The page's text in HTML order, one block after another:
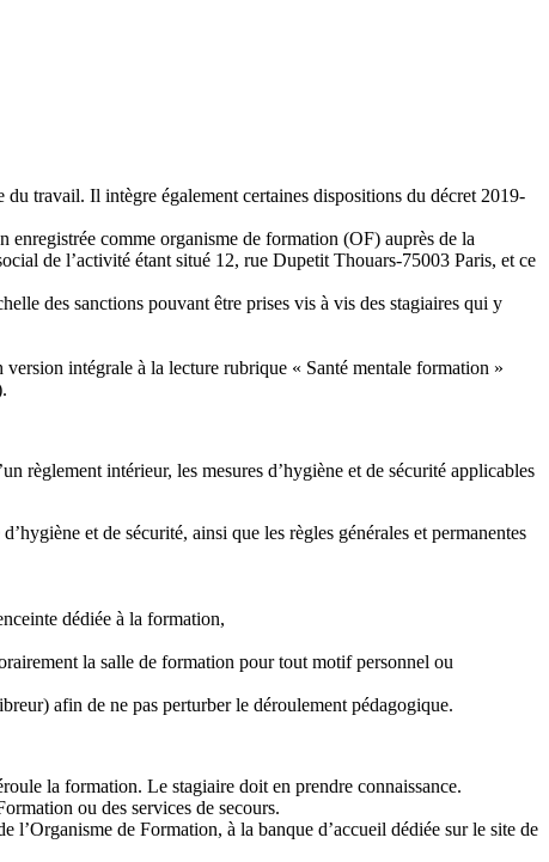
travail. Il intègre également certaines dispositions du décret 2019-
enregistrée comme organisme de formation (OF) auprès de la
de l’activité étant situé 12, rue Dupetit Thouars-75003 Paris, et ce
des sanctions pouvant être prises vis à vis des stagiaires qui y
intégrale à la lecture rubrique « Santé mentale formation »
règlement intérieur, les mesures d’hygiène et de sécurité applicables
et de sécurité, ainsi que les règles générales et permanentes
dédiée à la formation,
la salle de formation pour tout motif personnel ou
afin de ne pas perturber le déroulement pédagogique.
la formation. Le stagiaire doit en prendre connaissance.
ou des services de secours.
l’Organisme de Formation, à la banque d’accueil dédiée sur le site de